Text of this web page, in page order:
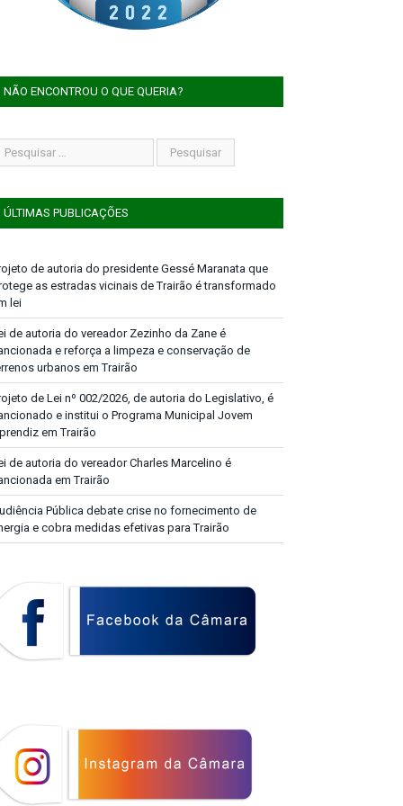
NÃO ENCONTROU O QUE QUERIA?
ÚLTIMAS PUBLICAÇÕES
de autoria do presidente Gessé Maranata que
as estradas vicinais de Trairão é transformado
lei
de autoria do vereador Zezinho da Zane é
e reforça a limpeza e conservação de
urbanos em Trairão
de Lei nº 002/2026, de autoria do Legislativo, é
e institui o Programa Municipal Jovem
em Trairão
de autoria do vereador Charles Marcelino é
em Trairão
Pública debate crise no fornecimento de
e cobra medidas efetivas para Trairão